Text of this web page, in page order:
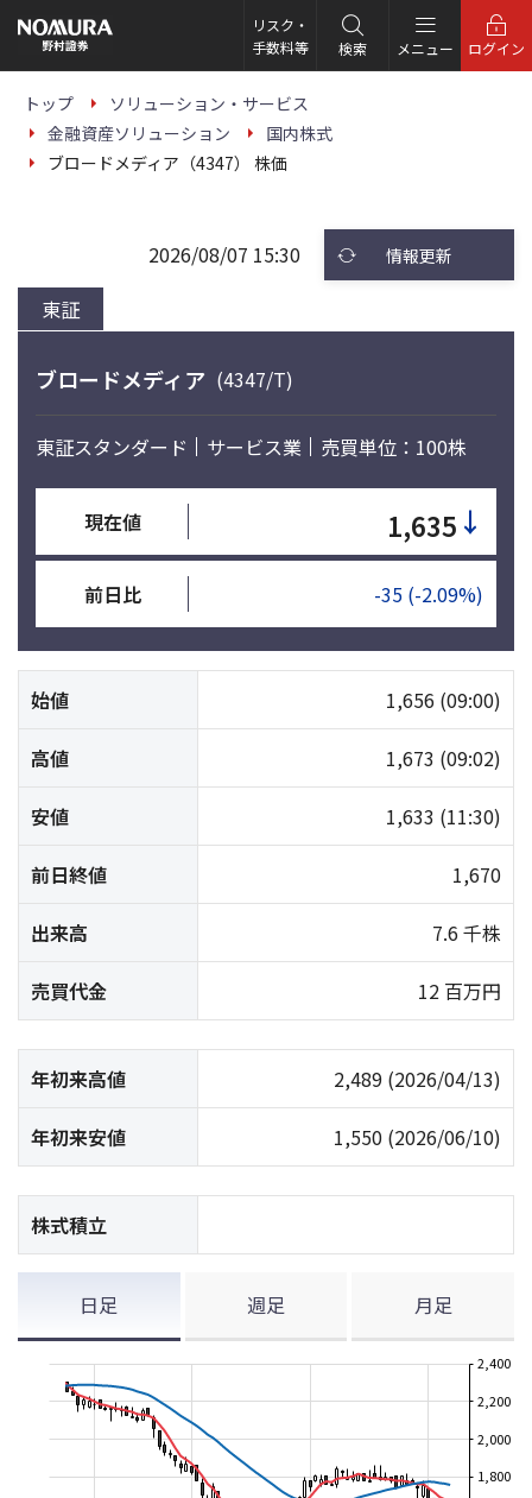
の
ー
リスク・
手数料等
検索 メニュー ログイン
トップ
ソリューション・サービス
金融資産ソリューション
国内株式
ブロードメディア（4347） 株価
東証
2026/08/07 15:30 情報更新
ブロードメディア (4347/T)
東証スタンダード サービス業 売買単位：100株
現在値 1,635 ↓
前日比 -35 (-2.09%)
始値 1,656 (09:00)
高値 1,673 (09:02)
安値 1,633 (11:30)
前日終値 1,670
出来高 7.6 千株
売買代金 12 百万円
年初来高値 2,489 (2026/04/13)
年初来安値 1,550 (2026/06/10)
株式積立
日足 週足 月足
1,800
2,000
2,200
2,400